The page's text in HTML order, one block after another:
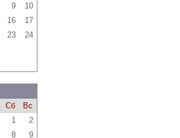
9
10
16
17
23
24
Сб
Вс
1
2
8 9